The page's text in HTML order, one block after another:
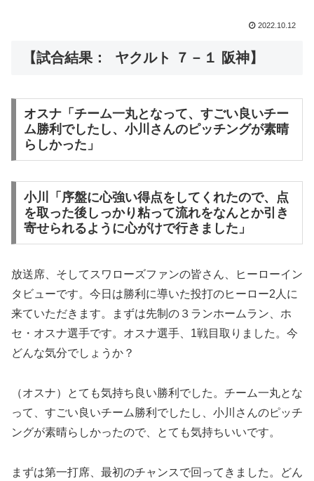
2022.10.12
【試合結果： ヤクルト ７－１ 阪神】
オスナ「チーム一丸となって、すごい良いチー
ム勝利でしたし、小川さんのピッチングが素晴
らしかった」
小川「序盤に心強い得点をしてくれたので、点
を取った後しっかり粘って流れをなんとか引き
寄せられるように心がけで行きました」
放送席、そしてスワローズファンの皆さん、ヒーローイン
タビューです。今日は勝利に導いた投打のヒーロー2人に
来ていただきます。まずは先制の３ランホームラン、ホ
セ・オスナ選手です。オスナ選手、1戦目取りました。今
どんな気分でしょうか？
（オスナ）とても気持ち良い勝利でした。チーム一丸とな
って、すごい良いチーム勝利でしたし、小川さんのピッチ
ングが素晴らしかったので、とても気持ちいいです。
まずは第一打席、最初のチャンスで回ってきました。どん